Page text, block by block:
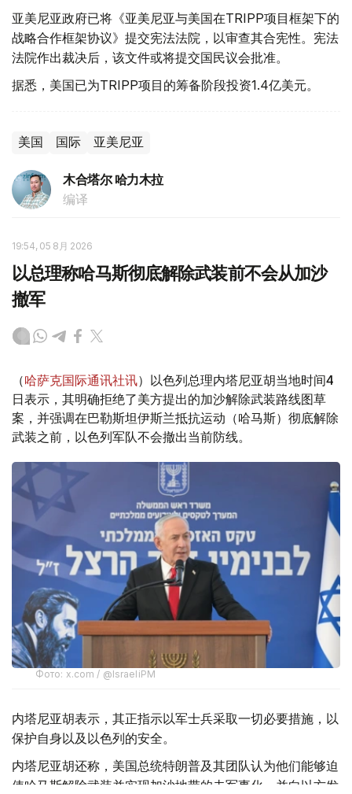
亚美尼亚政府已将《亚美尼亚与美国在TRIPP项目框架下的
战略合作框架协议》提交宪法法院，以审查其合宪性。宪法
法院作出裁决后，该文件或将提交国民议会批准。
据悉，美国已为TRIPP项目的筹备阶段投资1.4亿美元。
美国 国际 亚美尼亚
木合塔尔 哈力木拉
编译
19:54, 05 8月 2026
以总理称哈马斯彻底解除武装前不会从加沙
撤军
（哈萨克国际通讯社讯）以色列总理内塔尼亚胡当地时间4
日表示，其明确拒绝了美方提出的加沙解除武装路线图草
案，并强调在巴勒斯坦伊斯兰抵抗运动（哈马斯）彻底解除
武装之前，以色列军队不会撤出当前防线。
Фото: x.com / @IsraeliPM
内塔尼亚胡表示，其正指示以军士兵采取一切必要措施，以
保护自身以及以色列的安全。
内塔尼亚胡还称，美国总统特朗普及其团队认为他们能够迫
使哈马斯解除武装并实现加沙地带的去军事化，并向以方发